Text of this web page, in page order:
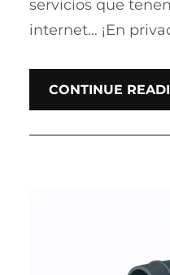
servicios que
internet… ¡En
CONTINUE